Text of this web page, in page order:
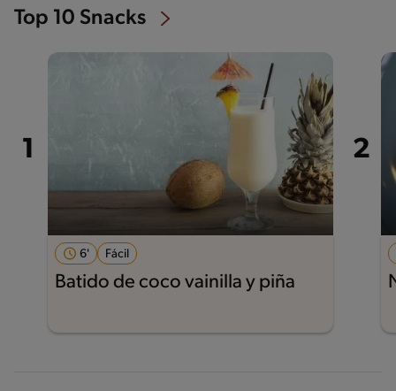
Top 10 Snacks
6' Fácil
Batido de coco vainilla y piña